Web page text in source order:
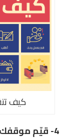
كيف
4- قيّم